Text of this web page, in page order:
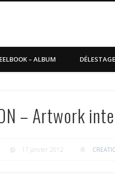
– ALBUM
– Artwork
17 janvier 2012